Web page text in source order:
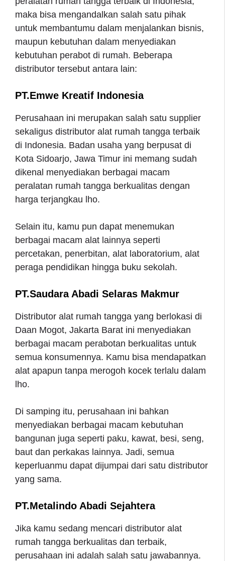
maka bisa mengandalkan salah satu pihak
untuk membantumu dalam menjalankan bisnis,
maupun kebutuhan dalam menyediakan
kebutuhan perabot di rumah. Beberapa
distributor tersebut antara lain:
PT.Emwe Kreatif Indonesia
Perusahaan ini merupakan salah satu supplier
sekaligus distributor alat rumah tangga terbaik
di Indonesia. Badan usaha yang berpusat di
Kota Sidoarjo, Jawa Timur ini memang sudah
dikenal menyediakan berbagai macam
peralatan rumah tangga berkualitas dengan
harga terjangkau lho.
Selain itu, kamu pun dapat menemukan
berbagai macam alat lainnya seperti
percetakan, penerbitan, alat laboratorium, alat
peraga pendidikan hingga buku sekolah.
PT.Saudara Abadi Selaras Makmur
Distributor alat rumah tangga yang berlokasi di
Daan Mogot, Jakarta Barat ini menyediakan
berbagai macam perabotan berkualitas untuk
semua konsumennya. Kamu bisa mendapatkan
alat apapun tanpa merogoh kocek terlalu dalam
lho.
Di samping itu, perusahaan ini bahkan
menyediakan berbagai macam kebutuhan
bangunan juga seperti paku, kawat, besi, seng,
baut dan perkakas lainnya. Jadi, semua
keperluanmu dapat dijumpai dari satu distributor
yang sama.
PT.Metalindo Abadi Sejahtera
Jika kamu sedang mencari distributor alat
rumah tangga berkualitas dan terbaik,
perusahaan ini adalah salah satu jawabannya.